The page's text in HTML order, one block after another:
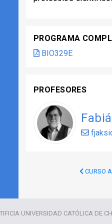
PROGRAMA
BIO329E
PROFESORES
CURSO
UNIVERSIDAD CATÓLICA DE